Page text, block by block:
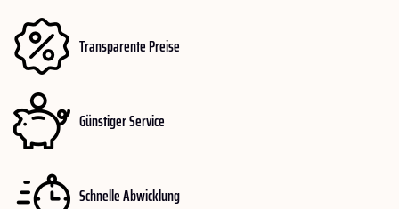
Transparente Preise
Günstiger Service
Schnelle Abwicklung